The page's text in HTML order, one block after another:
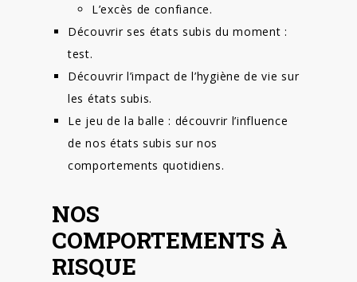
L’excès de confiance.
Découvrir ses états subis du moment :
test.
Découvrir l’impact de l’hygiène de vie sur
les états subis.
Le jeu de la balle : découvrir l’influence
de nos états subis sur nos
comportements quotidiens.
NOS
COMPORTEMENTS À
RISQUE